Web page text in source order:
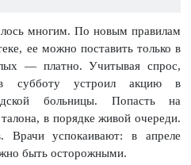
многим. По новым правилам
ее можно поставить только в
— платно. Учитывая спрос,
в субботу устроил акцию в
больницы. Попасть на
в порядке живой очереди.
Врачи успокаивают: в апреле
быть осторожными.